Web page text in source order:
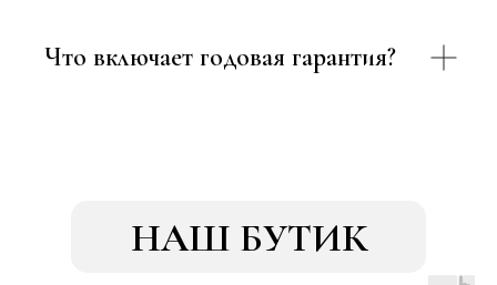
Что включает годовая гарантия?
НАШ БУТИК